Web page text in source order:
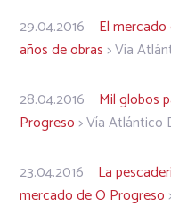
29.04.2016 El
años de obras> Vía
28.04.2016 Mil globos
Progreso> Vía Atlántico
23.04.2016 La
mercado de O Progreso